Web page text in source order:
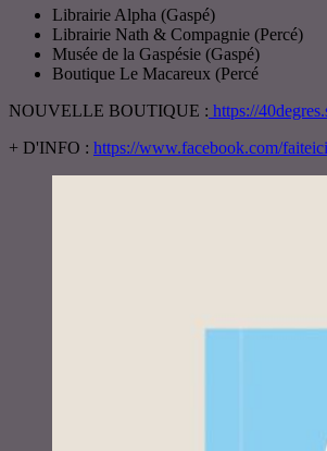
Librairie Alpha (Gaspé)
Librairie Nath & Compagnie (Percé)
Musée de la Gaspésie (Gaspé)
Boutique Le Macareux (Percé
NOUVELLE BOUTIQUE : https://
+ D'INFO : https://www.facebook.com/